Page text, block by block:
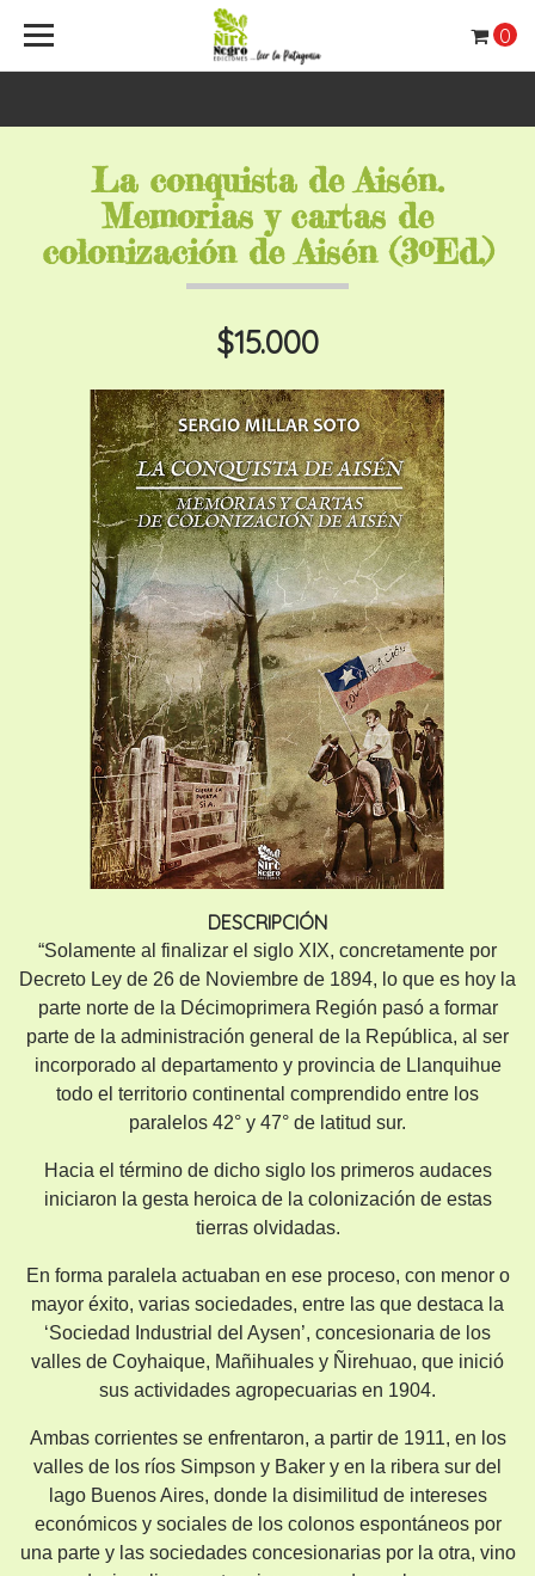
0
La conquista de Aisén.
Memorias y cartas de
colonización de Aisén (3ºEd.)
$15.000
DESCRIPCIÓN
“Solamente al finalizar el siglo XIX, concretamente por
Decreto Ley de 26 de Noviembre de 1894, lo que es hoy la
parte norte de la Décimoprimera Región pasó a formar
parte de la administración general de la República, al ser
incorporado al departamento y provincia de Llanquihue
todo el territorio continental comprendido entre los
paralelos 42° y 47° de latitud sur.
Hacia el término de dicho siglo los primeros audaces
iniciaron la gesta heroica de la colonización de estas
tierras olvidadas.
En forma paralela actuaban en ese proceso, con menor o
mayor éxito, varias sociedades, entre las que destaca la
‘Sociedad Industrial del Aysen’, concesionaria de los
valles de Coyhaique, Mañihuales y Ñirehuao, que inició
sus actividades agropecuarias en 1904.
Ambas corrientes se enfrentaron, a partir de 1911, en los
valles de los ríos Simpson y Baker y en la ribera sur del
lago Buenos Aires, donde la disimilitud de intereses
económicos y sociales de los colonos espontáneos por
una parte y las sociedades concesionarias por la otra, vino